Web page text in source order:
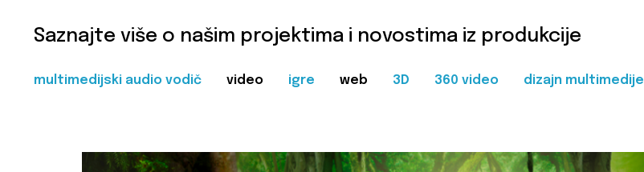
Saznajte više o našim projektima i novostima iz produkcije
multimedijski audio vodič video igre web 3D 360 video dizajn multimedije